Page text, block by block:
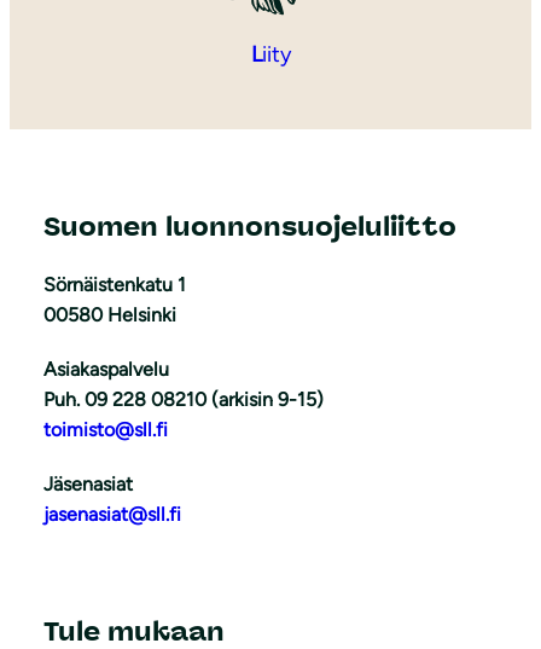
Liity
Suomen luonnonsuojeluliitto
Sörnäistenkatu 1
00580 Helsinki
Asiakaspalvelu
Puh. 09 228 08210 (arkisin 9-15)
toimisto@sll.fi
Jäsenasiat
jasenasiat@sll.fi
Tule mukaan